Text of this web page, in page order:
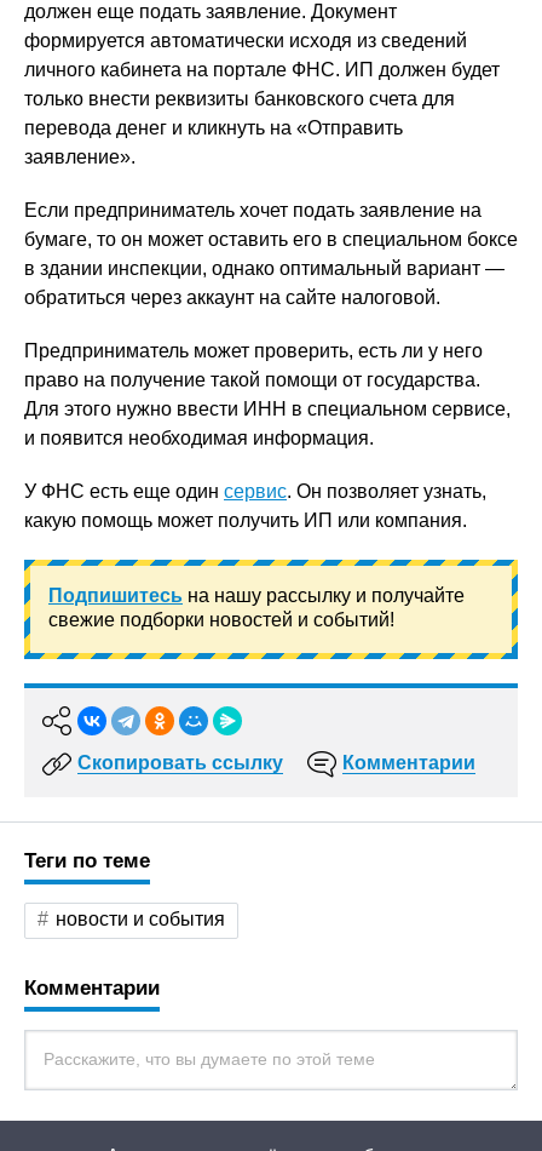
должен еще подать заявление. Документ
формируется автоматически исходя из сведений
личного кабинета на портале ФНС. ИП должен будет
только внести реквизиты банковского счета для
перевода денег и кликнуть на «Отправить
заявление».
Если предприниматель хочет подать заявление на
бумаге, то он может оставить его в специальном боксе
в здании инспекции, однако оптимальный вариант —
обратиться через аккаунт на сайте налоговой.
Предприниматель может проверить, есть ли у него
право на получение такой помощи от государства.
Для этого нужно ввести ИНН в специальном сервисе,
и появится необходимая информация.
У ФНС есть еще один сервис. Он позволяет узнать,
какую помощь может получить ИП или компания.
Подпишитесь на нашу рассылку и получайте
свежие подборки новостей и событий!
Скопировать ссылку Комментарии
Теги по теме
новости и события
Комментарии